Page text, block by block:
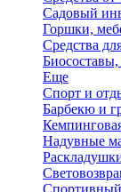
Садовый
Горшки,
Средства
Еще
Спорт и
Барбекю и
Надувные